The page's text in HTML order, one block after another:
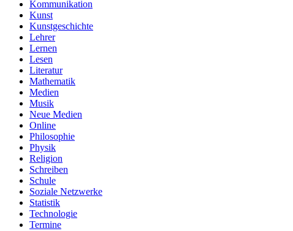
Kommunikation
Kunst
Kunstgeschichte
Lehrer
Lernen
Lesen
Literatur
Mathematik
Medien
Musik
Neue Medien
Online
Philosophie
Physik
Religion
Schreiben
Schule
Soziale Netzwerke
Statistik
Technologie
Termine